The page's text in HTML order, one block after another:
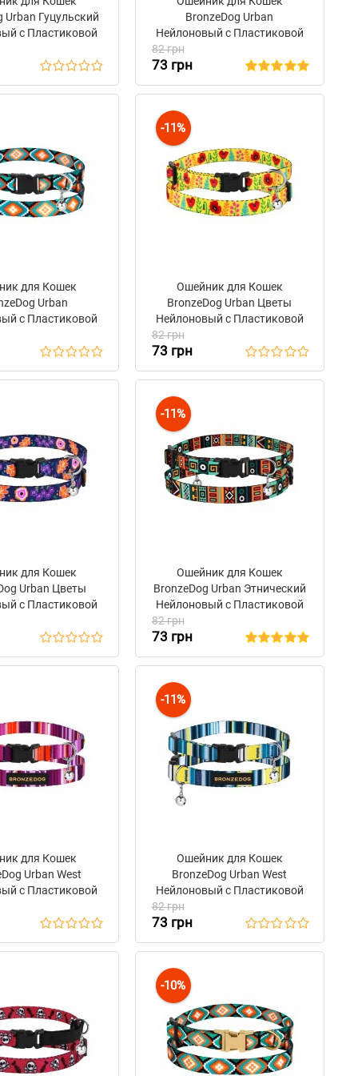
Urban Гуцульский
c Пластиковой
BronzeDog Urban
Нейлоновый с Пластиковой
Пряжкой и Колокольчиком
Ацтеки
82 грн
73 грн
для Кошек
Urban
с Пластиковой
Ромбы
-11%
Ошейник для Кошек
BronzeDog Urban Цветы
Нейлоновый с Пластиковой
Пряжкой и Колокольчиком
Желтый
82 грн
73 грн
для Кошек
Urban Цветы
с Пластиковой
Синий
-11%
Ошейник для Кошек
BronzeDog Urban Этнический
Нейлоновый c Пластиковой
Пряжкой и Колокольчиком
Ментол
82 грн
73 грн
для Кошек
Urban West
с Пластиковой
-11%
Ошейник для Кошек
BronzeDog Urban West
Нейлоновый с Пластиковой
Пряжкой и Колокольчиком
Синий
82 грн
73 грн
-10%